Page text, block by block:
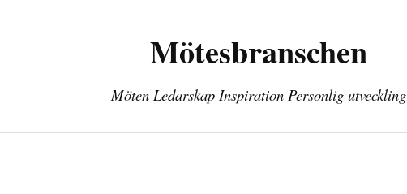
Mötesbranschen
Möten Ledarskap Inspiration Personlig utveckling